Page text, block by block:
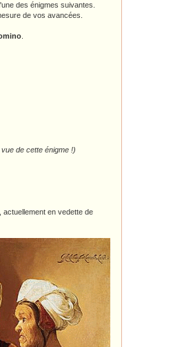
des énigmes suivantes.
de vos avancées.
vue de cette énigme !)
, actuellement en vedette de